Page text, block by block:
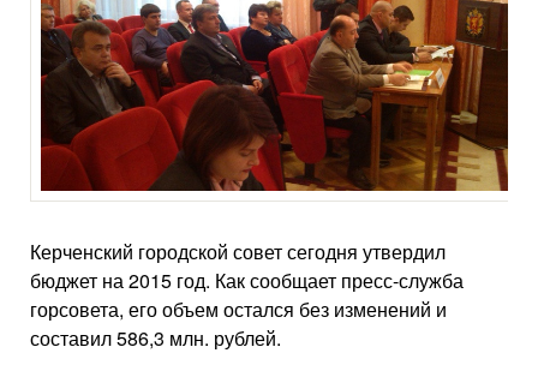
Керченский городской совет сегодня утвердил
бюджет на 2015 год. Как сообщает пресс-служба
горсовета, его объем остался без изменений и
составил 586,3 млн. рублей.